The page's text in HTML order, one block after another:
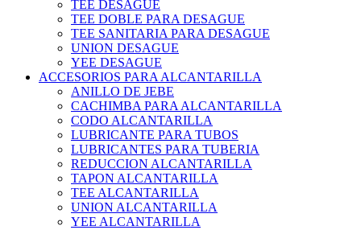
TEE DESAGUE
TEE DOBLE PARA DESAGUE
TEE SANITARIA PARA DESAGUE
UNION DESAGUE
YEE DESAGUE
ACCESORIOS PARA ALCANTARILLA
ANILLO DE JEBE
CACHIMBA PARA ALCANTARILLA
CODO ALCANTARILLA
LUBRICANTE PARA TUBOS
LUBRICANTES PARA TUBERIA
REDUCCION ALCANTARILLA
TAPON ALCANTARILLA
TEE ALCANTARILLA
UNION ALCANTARILLA
YEE ALCANTARILLA